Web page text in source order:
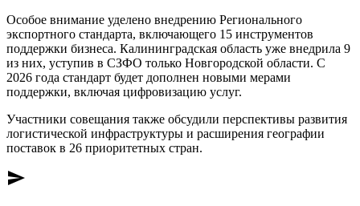
Особое внимание уделено внедрению Регионального
экспортного стандарта, включающего 15 инструментов
поддержки бизнеса. Калининградская область уже внедрила 9
из них, уступив в СЗФО только Новгородской области. С
2026 года стандарт будет дополнен новыми мерами
поддержки, включая цифровизацию услуг.
Участники совещания также обсудили перспективы развития
логистической инфраструктуры и расширения географии
поставок в 26 приоритетных стран.
send